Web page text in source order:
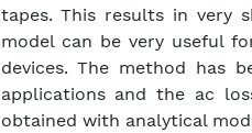
tapes. This results in very
model can be very useful
devices. The method has
applications and the ac
obtained with analytical